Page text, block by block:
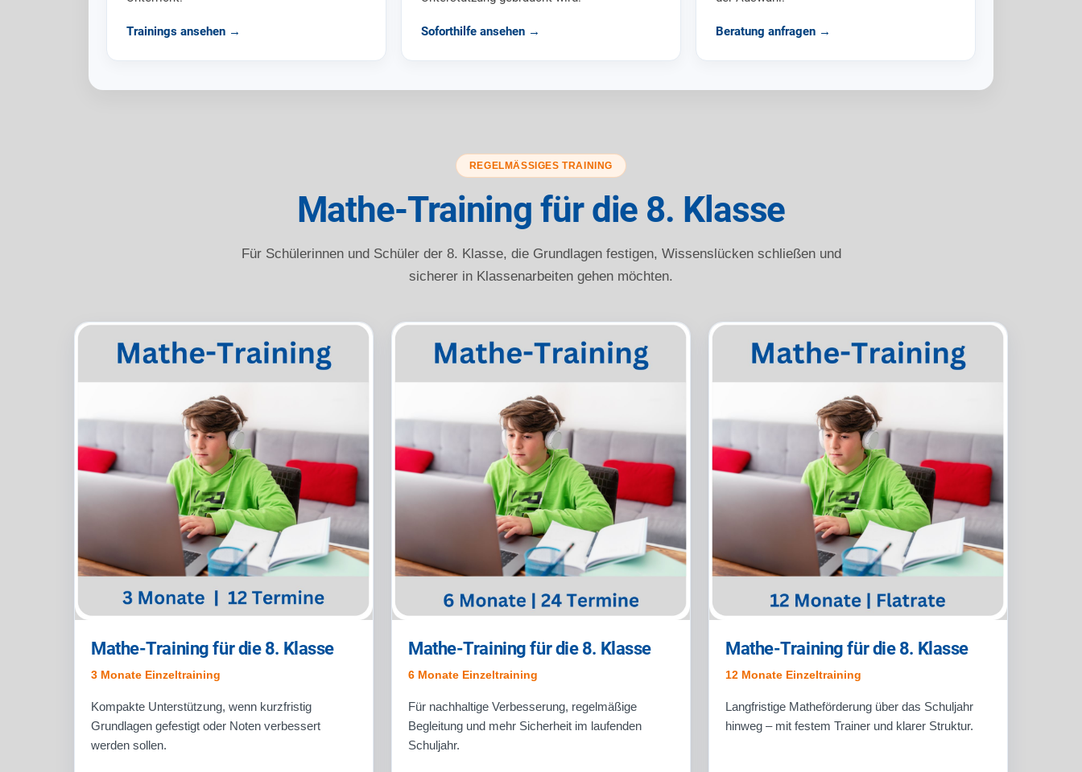
Trainings ansehen → Soforthilfe ansehen → Beratung anfragen →
REGELMÄSSIGES TRAINING
Mathe-Training für die 8. Klasse
Für Schülerinnen und Schüler der 8. Klasse, die Grundlagen festigen, Wissenslücken schließen und
sicherer in Klassenarbeiten gehen möchten.
Mathe-Training für die 8. Klasse
3 Monate Einzeltraining
Kompakte Unterstützung, wenn kurzfristig
Grundlagen gefestigt oder Noten verbessert
werden sollen.
Mathe-Training für die 8. Klasse
6 Monate Einzeltraining
Für nachhaltige Verbesserung, regelmäßige
Begleitung und mehr Sicherheit im laufenden
Schuljahr.
Mathe-Training für die 8. Klasse
12 Monate Einzeltraining
Langfristige Matheförderung über das Schuljahr
hinweg – mit festem Trainer und klarer Struktur.